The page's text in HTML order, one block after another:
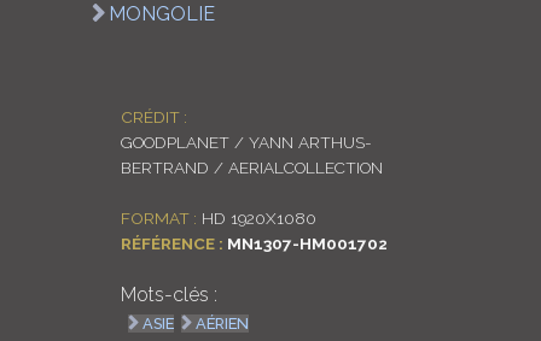
MONGOLIE
CRÉDIT :
GOODPLANET / YANN ARTHUS-
BERTRAND / AERIALCOLLECTION
FORMAT : HD 1920X1080
RÉFÉRENCE : MN1307-HM001702
Mots-clés :
ASIE AÉRIEN